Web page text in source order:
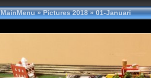
MainMenu»Pictures 2018»01-Januari